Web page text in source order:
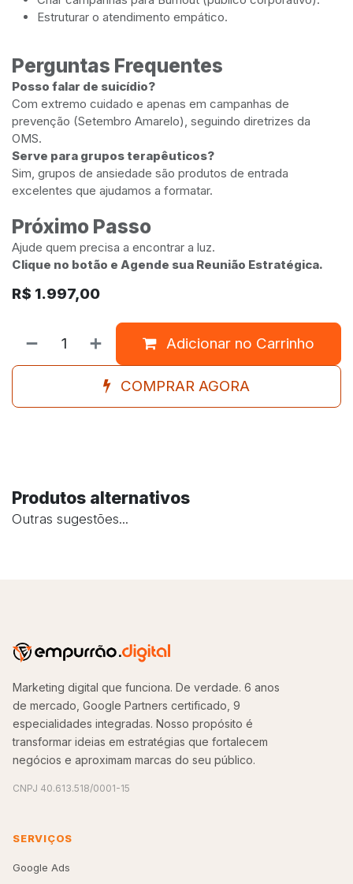
Estruturar o atendimento empático.
Perguntas Frequentes
Posso falar de suicídio?
Com extremo cuidado e apenas em campanhas de
prevenção (Setembro Amarelo), seguindo diretrizes da
OMS.
Serve para grupos terapêuticos?
Sim, grupos de ansiedade são produtos de entrada
excelentes que ajudamos a formatar.
Próximo Passo
Ajude quem precisa a encontrar a luz.
Clique no botão e Agende sua Reunião Estratégica.
R$ 1.997,00
Adicionar no Carrinho
COMPRAR AGORA
Produtos alternativos
Outras sugestões...
Marketing digital que funciona. De verdade. 6 anos
de mercado, Google Partners certificado, 9
especialidades integradas. Nosso propósito é
transformar ideias em estratégias que fortalecem
negócios e aproximam marcas do seu público.
CNPJ 40.613.518/0001-15
SERVIÇOS
Google Ads